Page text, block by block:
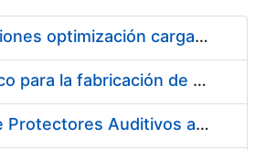
Pliego condiciones optimización cargas compras firmado
Acuerdo marco para la fabricación de piezas
Suministro de Protectores Auditivos a medida para las personas trabajadoras de los Centros de Trabajo de Madrid y Burgos